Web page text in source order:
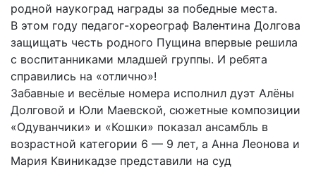
родной наукоград награды за победные места.
В этом году педагог-хореограф Валентина Долгова
защищать честь родного Пущина впервые решила
с воспитанниками младшей группы. И ребята
справились на «отлично»!
Забавные и весёлые номера исполнил дуэт Алёны
Долговой и Юли Маевской, сюжетные композиции
«Одуванчики» и «Кошки» показал ансамбль в
возрастной категории 6 — 9 лет, а Анна Леонова и
Мария Квиникадзе представили на суд